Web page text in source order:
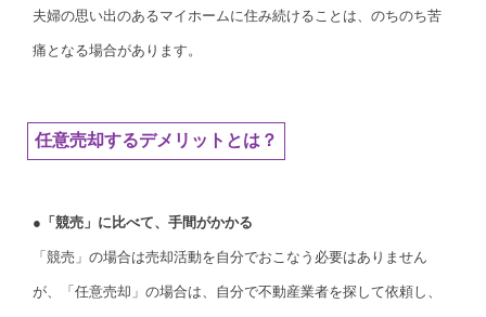
夫婦の思い出のあるマイホームに住み続けることは、のちのち苦
痛となる場合があります。
任意売却するデメリットとは？
●「競売」に比べて、手間がかかる
「競売」の場合は売却活動を自分でおこなう必要はありません
が、「任意売却」の場合は、自分で不動産業者を探して依頼し、